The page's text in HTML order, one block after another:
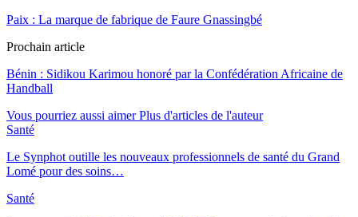
Paix : La marque de fabrique de Faure Gnassingbé
Prochain article
Bénin : Sidikou Karimou honoré par la Confédération Africaine de
Handball
Vous pourriez aussi aimer Plus d'articles de l'auteur
Santé
Le Synphot outille les nouveaux professionnels de santé du Grand
Lomé pour des soins…
Santé